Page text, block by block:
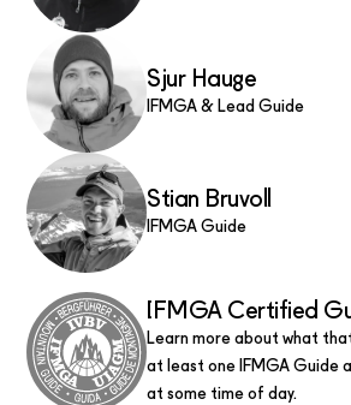
Sjur Hauge
IFMGA & Lead Guide
Stian Bruvoll
IFMGA Guide
IFMGA Certified
Learn more about what
at least one IFMGA Guide
at some time of day.